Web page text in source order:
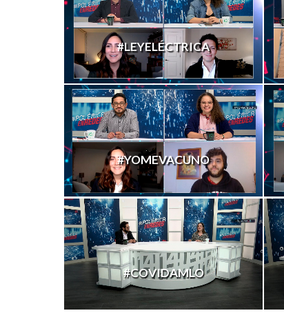
#LEYELÉCTRICA
#YOMEVACUNO
#COVIDAMLO